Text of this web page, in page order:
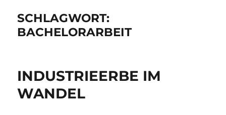
SCHLAGWORT:
BACHELORARBEIT
INDUSTRIEERBE IM
WANDEL